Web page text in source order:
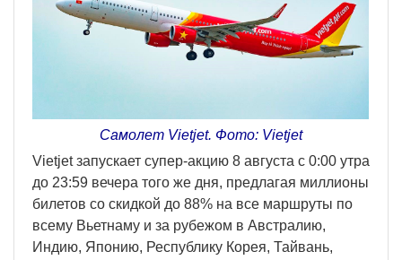
Самолет Vietjet. Фото: Vietjet
Vietjet запускает супер-акцию 8 августа с 0:00 утра
до 23:59 вечера того же дня, предлагая миллионы
билетов со скидкой до 88% на все маршруты по
всему Вьетнаму и за рубежом в Австралию,
Индию, Японию, Республику Корея, Тайвань,